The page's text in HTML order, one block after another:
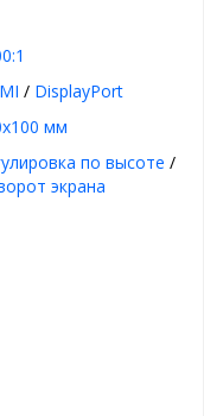
/ DisplayPort
мм
по высоте /
экрана